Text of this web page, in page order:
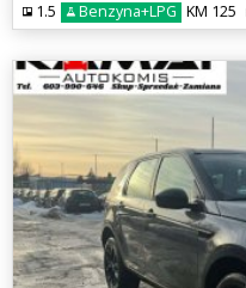
1.5 Benzyna+LPG KM 125